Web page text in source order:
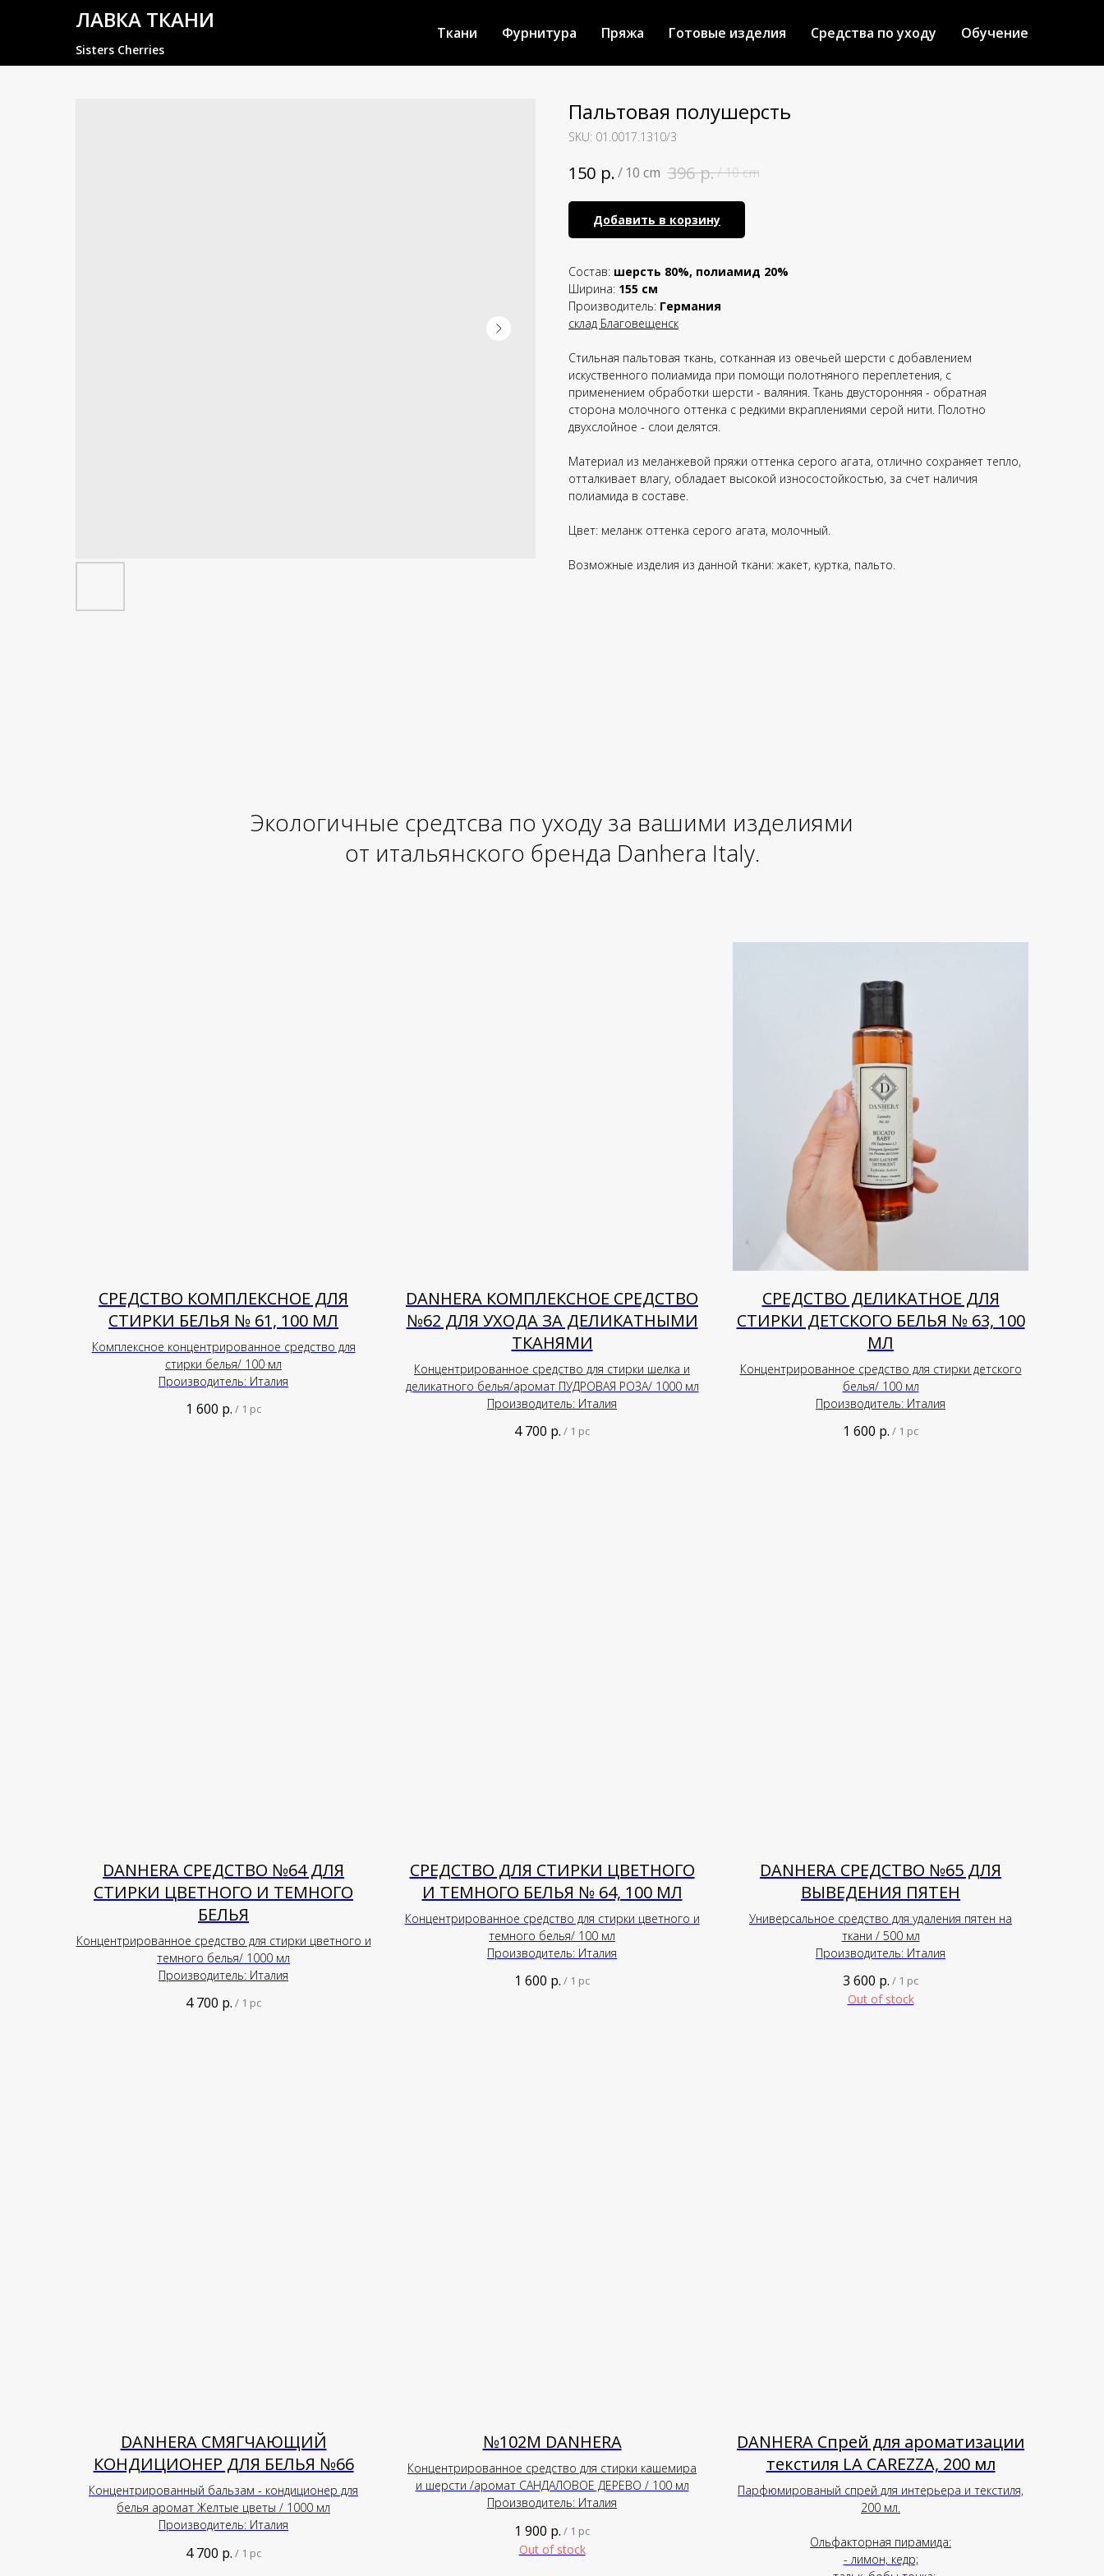
ЛАВКА ТКАНИ
Sisters Cherries
Ткани Фурнитура Пряжа Готовые изделия Средства по уходу Обучение
Пальтовая полушерсть
SKU: 01.0017.1310/3
150 р./ 10 cm 396 р./10 cm
Добавить в корзину
Состав: шерсть 80%, полиамид 20%
Ширина: 155 см
Производитель: Германия
склад Благовещенск
Стильная пальтовая ткань, сотканная из овечьей шерсти с добавлением
искуственного полиамида при помощи полотняного переплетения, с
применением обработки шерсти - валяния. Ткань двусторонняя - обратная
сторона молочного оттенка с редкими вкраплениями серой нити. Полотно
двухслойное - слои делятся.
Материал из меланжевой пряжи оттенка серого агата, отлично сохраняет тепло,
отталкивает влагу, обладает высокой износостойкостью, за счет наличия
полиамида в составе.
Цвет: меланж оттенка серого агата, молочный.
Возможные изделия из данной ткани: жакет, куртка, пальто.
Экологичные средтсва по уходу за вашими изделиями
от итальянского бренда Danhera Italy.
СРЕДСТВО КОМПЛЕКСНОЕ ДЛЯ
СТИРКИ БЕЛЬЯ № 61, 100 МЛ
Комплексное концентрированное средство для
стирки белья/ 100 мл
Производитель: Италия
1 600 р. / 1 pc
DANHERA КОМПЛЕКСНОЕ СРЕДСТВО
№62 ДЛЯ УХОДА ЗА ДЕЛИКАТНЫМИ
ТКАНЯМИ
Концентрированное средство для стирки шелка и
деликатного белья/аромат ПУДРОВАЯ РОЗА/ 1000 мл
Производитель: Италия
4 700 р. / 1 pc
СРЕДСТВО ДЕЛИКАТНОЕ ДЛЯ
СТИРКИ ДЕТСКОГО БЕЛЬЯ № 63, 100
МЛ
Концентрированное средство для стирки детского
белья/ 100 мл
Производитель: Италия
1 600 р. / 1 pc
DANHERA СРЕДСТВО №64 ДЛЯ
СТИРКИ ЦВЕТНОГО И ТЕМНОГО
БЕЛЬЯ
Концентрированное средство для стирки цветного и
темного белья/ 1000 мл
Производитель: Италия
4 700 р. / 1 pc
СРЕДСТВО ДЛЯ СТИРКИ ЦВЕТНОГО
И ТЕМНОГО БЕЛЬЯ № 64, 100 МЛ
Концентрированное средство для стирки цветного и
темного белья/ 100 мл
Производитель: Италия
1 600 р. / 1 pc
DANHERA СРЕДСТВО №65 ДЛЯ
ВЫВЕДЕНИЯ ПЯТЕН
Универсальное средство для удаления пятен на
ткани / 500 мл
Производитель: Италия
3 600 р. / 1 pc
Out of stock
DANHERA СМЯГЧАЮЩИЙ
КОНДИЦИОНЕР ДЛЯ БЕЛЬЯ №66
Концентрированный бальзам - кондиционер для
белья аромат Желтые цветы / 1000 мл
Производитель: Италия
4 700 р. / 1 pc
№102М DANHERA
Концентрированное средство для стирки кашемира
и шерсти /аромат САНДАЛОВОЕ ДЕРЕВО / 100 мл
Производитель: Италия
1 900 р. / 1 pc
Out of stock
DANHERA Спрей для ароматизации
текстиля LA CAREZZA, 200 мл
Парфюмированый спрей для интерьера и текстиля,
200 мл.
Ольфакторная пирамида:
- лимон, кедр;